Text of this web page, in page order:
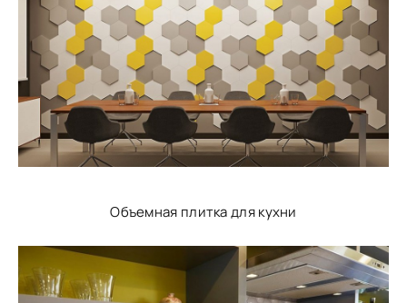
Объемная плитка для кухни